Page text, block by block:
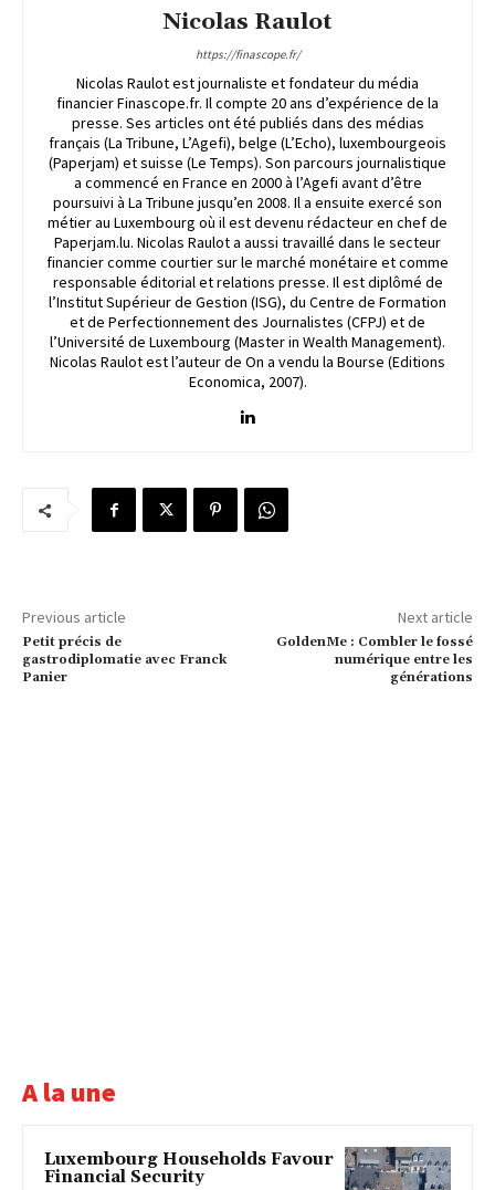
Nicolas Raulot
https://finascope.fr/
Nicolas Raulot est journaliste et fondateur du média
financier Finascope.fr. Il compte 20 ans d’expérience de la
presse. Ses articles ont été publiés dans des médias
français (La Tribune, L’Agefi), belge (L’Echo), luxembourgeois
(Paperjam) et suisse (Le Temps). Son parcours journalistique
a commencé en France en 2000 à l’Agefi avant d’être
poursuivi à La Tribune jusqu’en 2008. Il a ensuite exercé son
métier au Luxembourg où il est devenu rédacteur en chef de
Paperjam.lu. Nicolas Raulot a aussi travaillé dans le secteur
financier comme courtier sur le marché monétaire et comme
responsable éditorial et relations presse. Il est diplômé de
l’Institut Supérieur de Gestion (ISG), du Centre de Formation
et de Perfectionnement des Journalistes (CFPJ) et de
l’Université de Luxembourg (Master in Wealth Management).
Nicolas Raulot est l’auteur de On a vendu la Bourse (Editions
Economica, 2007).
Previous article
Petit précis de
gastrodiplomatie avec Franck
Panier
Next article
GoldenMe : Combler le fossé
numérique entre les
générations
A la une
Luxembourg Households Favour
Financial Security